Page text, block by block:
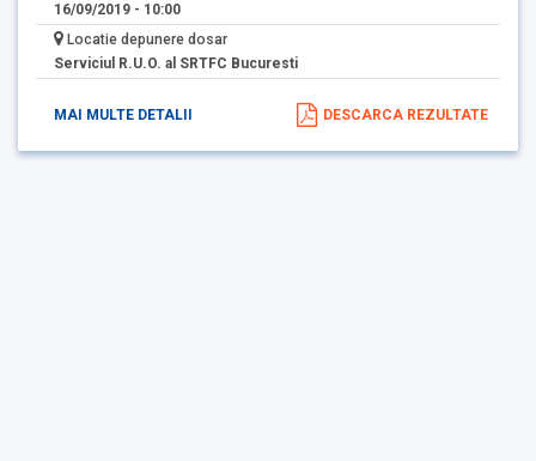
16/09/2019 - 10:00
Locatie depunere dosar
Serviciul R.U.O. al SRTFC Bucuresti
MAI MULTE DETALII DESCARCA REZULTATE